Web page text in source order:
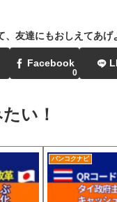
、友達にもおしえてあ
Facebook
0
い！
バンコクナビ